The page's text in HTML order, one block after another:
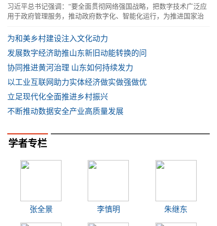
习近平总书记强调：“要全面贯彻网络强国战略，把数字技术广泛应
用于政府管理服务，推动政府数字化、智能化运行，为推进国家治
为和美乡村建设注入文化动力
发展数字经济助推山东新旧动能转换的问
协同推进黄河治理 山东如何持续发力
以工业互联网助力实体经济做实做强做优
立足现代化全面推进乡村振兴
不断推动数据安全产业高质量发展
学者专栏
张全景 李慎明 朱继东